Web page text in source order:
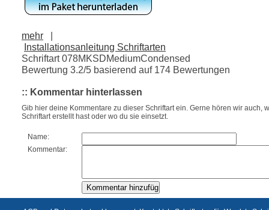
mehr
|
Installationsanleitung Schriftarten
Schriftart 078MKSDMediumCondensed
Bewertung 3.2/5 basierend auf 174 Bewertungen
:: Kommentar hinterlassen
Gib hier deine Kommentare zu dieser Schriftart ein. Gerne hören wir auch,
Schriftart erstellt hast oder wo du sie einsetzt.
Name:
Kommentar: